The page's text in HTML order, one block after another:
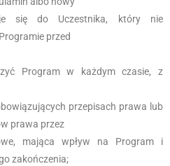
się do Uczestnika, który nie
przed
Program w każdym czasie, z
przepisach prawa lub
prawa przez
mająca wpływ na Program i
zakończenia;